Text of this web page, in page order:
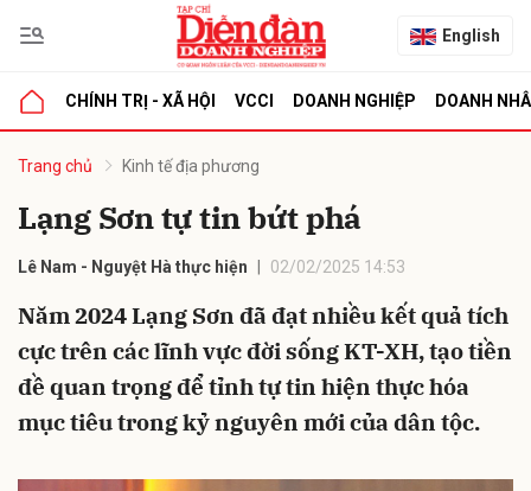
English
CHÍNH TRỊ - XÃ HỘI VCCI DOANH NGHIỆP DOANH
Trang chủ Kinh tế địa phương
Lạng Sơn tự tin bứt phá
Lê Nam - Nguyệt Hà thực hiện 02/02/2025 14:53
Năm 2024 Lạng Sơn đã đạt nhiều kết quả tích
cực trên các lĩnh vực đời sống KT-XH, tạo tiền
đề quan trọng để tỉnh tự tin hiện thực hóa
mục tiêu trong kỷ nguyên mới của dân tộc.
luận
Hủy